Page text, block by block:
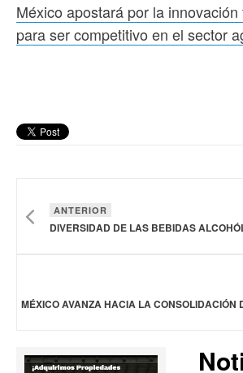
México apostará por la
para ser competitivo en el sector
ANTERIOR